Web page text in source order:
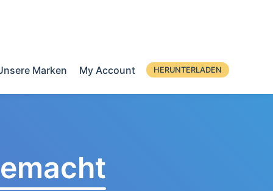
Marken My Account HERUNTERLADEN